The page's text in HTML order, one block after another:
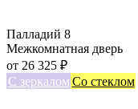
Палладий 8
Межкомнатная дверь
от 26 325 ₽
С зеркалом Со стеклом